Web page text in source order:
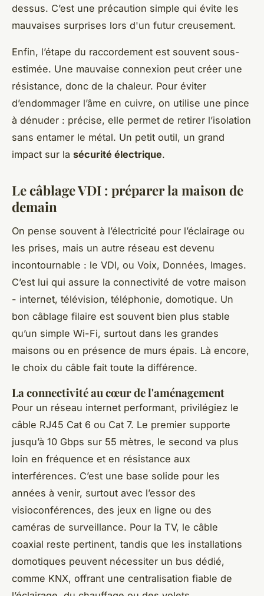
dessus. C’est une précaution simple qui évite les
mauvaises surprises lors d'un futur creusement.
Enfin, l’étape du raccordement est souvent sous-
estimée. Une mauvaise connexion peut créer une
résistance, donc de la chaleur. Pour éviter
d’endommager l’âme en cuivre, on utilise une pince
à dénuder : précise, elle permet de retirer l’isolation
sans entamer le métal. Un petit outil, un grand
impact sur la sécurité électrique.
Le câblage VDI : préparer la maison de
demain
On pense souvent à l’électricité pour l’éclairage ou
les prises, mais un autre réseau est devenu
incontournable : le VDI, ou Voix, Données, Images.
C’est lui qui assure la connectivité de votre maison
- internet, télévision, téléphonie, domotique. Un
bon câblage filaire est souvent bien plus stable
qu’un simple Wi-Fi, surtout dans les grandes
maisons ou en présence de murs épais. Là encore,
le choix du câble fait toute la différence.
La connectivité au cœur de l'aménagement
Pour un réseau internet performant, privilégiez le
câble RJ45 Cat 6 ou Cat 7. Le premier supporte
jusqu’à 10 Gbps sur 55 mètres, le second va plus
loin en fréquence et en résistance aux
interférences. C’est une base solide pour les
années à venir, surtout avec l’essor des
visioconférences, des jeux en ligne ou des
caméras de surveillance. Pour la TV, le câble
coaxial reste pertinent, tandis que les installations
domotiques peuvent nécessiter un bus dédié,
comme KNX, offrant une centralisation fiable de